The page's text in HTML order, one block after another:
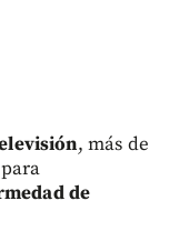
, más de
para
de